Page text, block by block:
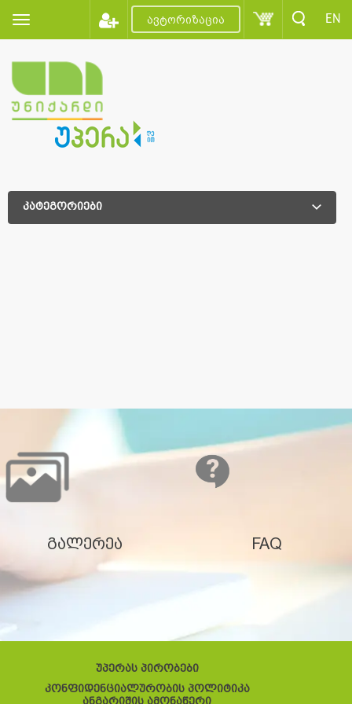
ავტორიზაცია EN
კატეგორიები
გალერეა FAQ
უპერას პირობები
კონფიდენციალურობის პოლიტიკა
ანგარიშის ამონაწერი